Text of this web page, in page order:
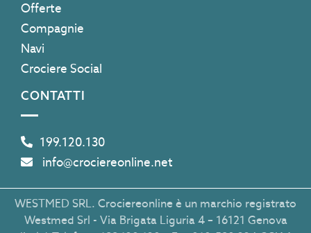
Offerte
Compagnie
Navi
Crociere Social
CONTATTI
199.120.130
info@crociereonline.net
WESTMED SRL. Crociereonline è un marchio registrato
Westmed Srl - Via Brigata Liguria 4 – 16121 Genova